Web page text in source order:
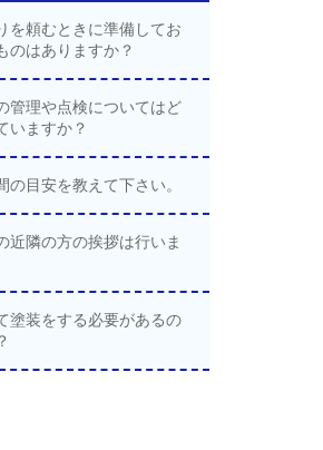
を頼むときに準備してお
のはありますか？
管理や点検についてはど
いますか？
の目安を教えて下さい。
近隣の方の挨拶は行いま
塗装をする必要があるの